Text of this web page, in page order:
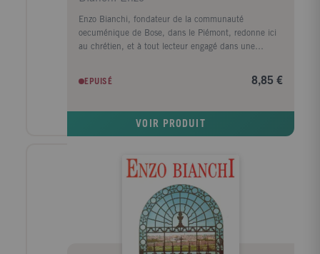
Enzo Bianchi, fondateur de la communauté
oecuménique de Bose, dans le Piémont, redonne ici
au chrétien, et à tout lecteur engagé dans une
1973, Prier la Parole est devenu le classique d'Enzo
et qui s'inscrit dans la lignée de Vatican II. L'ouvrage,
sous / la forme de lectures, de méditations et de
dynamique, efficace, capable d'alimenter la foi,
d'inspirer la vie". Au fil des pages, Prier la Parole
invite à retrouver toute la saveur de la Révélation.
EPUISÉ 8,85 €
VOIR PRODUIT